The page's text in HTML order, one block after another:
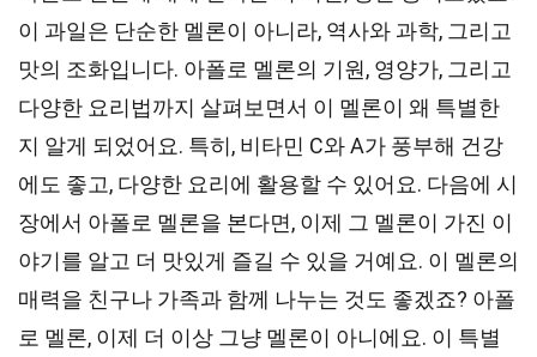
이 과일은 단순한 멜론이 아니라, 역사와 과학, 그리고
맛의 조화입니다. 아폴로 멜론의 기원, 영양가, 그리고
다양한 요리법까지 살펴보면서 이 멜론이 왜 특별한
지 알게 되었어요. 특히, 비타민 C와 A가 풍부해 건강
에도 좋고, 다양한 요리에 활용할 수 있어요. 다음에 시
장에서 아폴로 멜론을 본다면, 이제 그 멜론이 가진 이
야기를 알고 더 맛있게 즐길 수 있을 거예요. 이 멜론의
매력을 친구나 가족과 함께 나누는 것도 좋겠죠? 아폴
로 멜론, 이제 더 이상 그냥 멜론이 아니에요. 이 특별